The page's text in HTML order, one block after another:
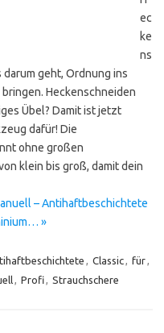
ec
ke
ns
geht, Ordnung ins
Heckenschneiden
Übel? Damit ist jetzt
dafür! Die
ohne großen
klein bis groß, damit dein
– Antihaftbeschichtete
»
, Classic, für,
, Profi, Strauchschere